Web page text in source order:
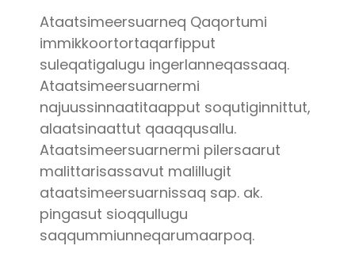
Ataatsimeersuarneq Qaqortumi
immikkoortortaqarfipput
suleqatigalugu ingerlanneqassaaq.
Ataatsimeersuarnermi
najuussinnaatitaapput soqutiginnittut,
alaatsinaattut qaaqqusallu.
Ataatsimeersuarnermi pilersaarut
malittarisassavut malillugit
ataatsimeersuarnissaq sap. ak.
pingasut sioqqullugu
saqqummiunneqarumaarpoq.